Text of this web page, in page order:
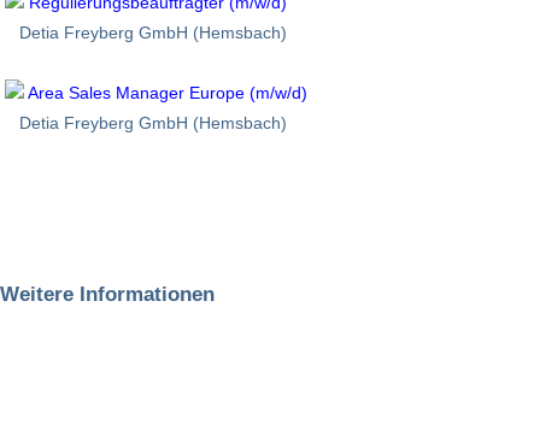
Detia Freyberg GmbH (Hemsbach)
Area Sales Manager Europe (m/w/d)
Detia Freyberg GmbH (Hemsbach)
Weitere Informationen